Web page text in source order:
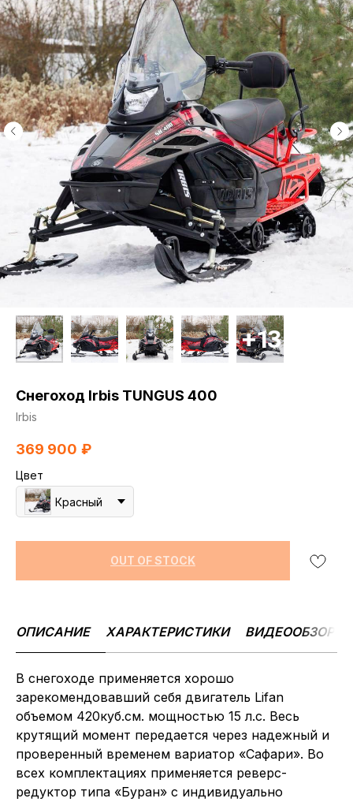
Снегоход Irbis TUNGUS 400
Irbis
369 900 ₽
Цвет
Красный
OUT OF STOCK
ОПИСАНИЕ ХАРАКТЕРИСТИКИ ВИДЕООБЗОР
В снегоходе применяется хорошо
зарекомендовавший себя двигатель Lifan
объемом 420куб.см. мощностью 15 л.с. Весь
крутящий момент передается через надежный и
проверенный временем вариатор «Сафари». Во
всех комплектациях применяется реверс-
редуктор типа «Буран» с индивидуально